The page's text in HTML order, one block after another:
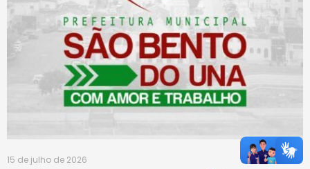
15 de julho de 2026